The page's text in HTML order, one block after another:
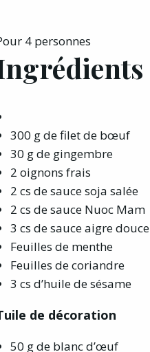
4 personnes
300 g de filet de bœuf
30 g de gingembre
2 oignons frais
2 cs de sauce soja salée
2 cs de sauce Nuoc Mam
3 cs de sauce aigre douce
Feuilles de menthe
Feuilles de coriandre
3 cs d’huile de sésame
de décoration
50 g de blanc d’œuf